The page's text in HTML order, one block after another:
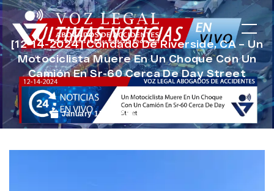
[12-14-2024] Condado De Riverside, CA – Un
Motociclista Muere En Un Choque Con Un
Camión En Sr-60 Cerca De Day Street
January 15, 2025